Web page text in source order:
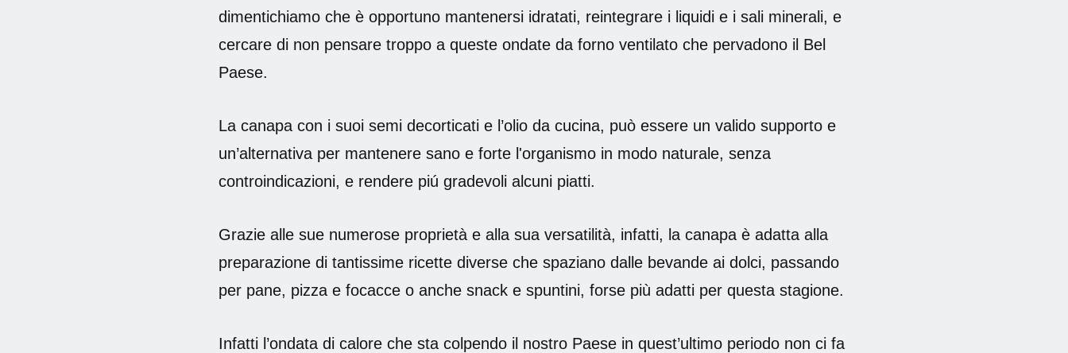
dimentichiamo che è opportuno mantenersi idratati, reintegrare i liquidi e i sali minerali, e
cercare di non pensare troppo a queste ondate da forno ventilato che pervadono il Bel
Paese.
La canapa con i suoi semi decorticati e l’olio da cucina, può essere un valido supporto e
un’alternativa per mantenere sano e forte l'organismo in modo naturale, senza
controindicazioni, e rendere piú gradevoli alcuni piatti.
Grazie alle sue numerose proprietà e alla sua versatilità, infatti, la canapa è adatta alla
preparazione di tantissime ricette diverse che spaziano dalle bevande ai dolci, passando
per pane, pizza e focacce o anche snack e spuntini, forse più adatti per questa stagione.
Infatti l’ondata di calore che sta colpendo il nostro Paese in quest’ultimo periodo non ci fa